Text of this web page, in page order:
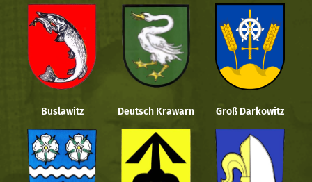
Buslawitz Deutsch Krawarn Groß Darkowitz